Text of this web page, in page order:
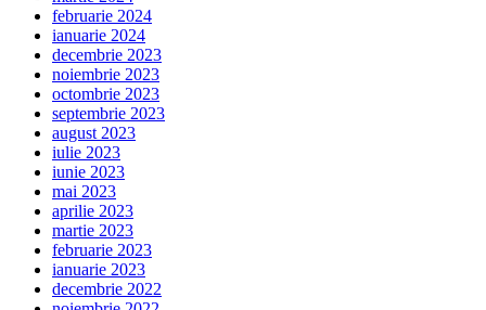
februarie 2024
ianuarie 2024
decembrie 2023
noiembrie 2023
octombrie 2023
septembrie 2023
august 2023
iulie 2023
iunie 2023
mai 2023
aprilie 2023
martie 2023
februarie 2023
ianuarie 2023
decembrie 2022